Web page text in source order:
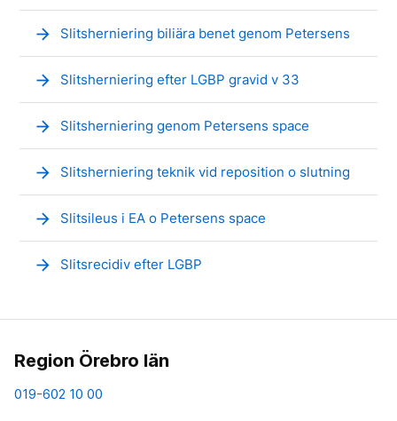
arrow_forward Slitsherniering biliära benet genom Petersens
arrow_forward Slitsherniering efter LGBP gravid v 33
arrow_forward Slitsherniering genom Petersens space
arrow_forward Slitsherniering teknik vid reposition o slutning
arrow_forward Slitsileus i EA o Petersens space
arrow_forward Slitsrecidiv efter LGBP
Region Örebro län
019-602 10 00